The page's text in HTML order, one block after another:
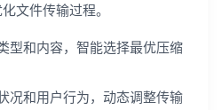
文件传输过程。
型和内容，智能选择最优压缩
况和用户行为，动态调整传输